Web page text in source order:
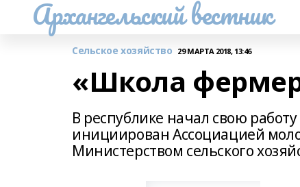
Архангельский вестник
Сельское хозяйство 29 МАРТА 2018, 13:46
«Школа
В республике начал свою
инициирован Ассоциацией
Министерством сельского